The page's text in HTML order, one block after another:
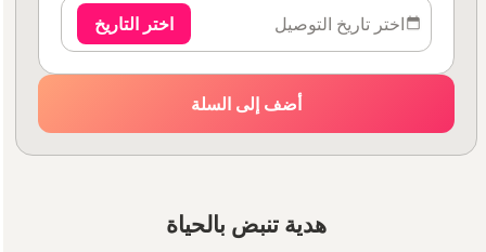
اختر تاريخ التوصيل اختر التاريخ
أضف إلى السلة
هدية تنبض بالحياة